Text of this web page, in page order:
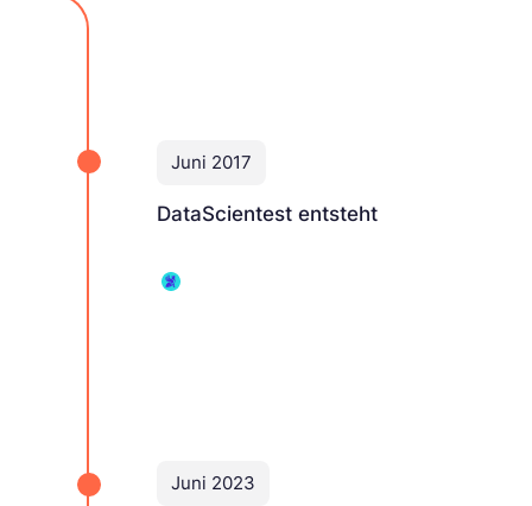
Juni 2017
DataScientest entsteht
Juni 2023